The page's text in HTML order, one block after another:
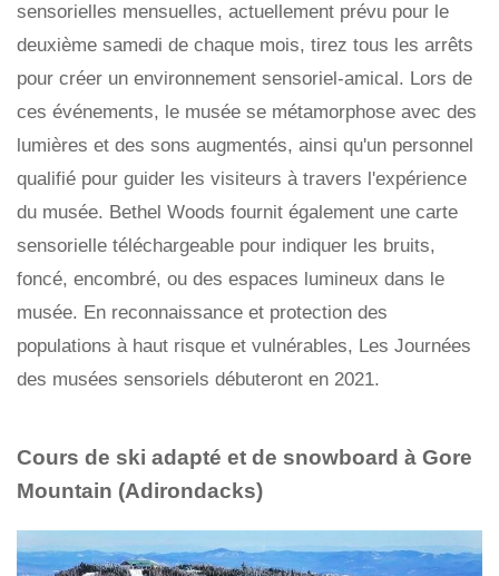
sensorielles mensuelles, actuellement prévu pour le
deuxième samedi de chaque mois, tirez tous les arrêts
pour créer un environnement sensoriel-amical. Lors de
ces événements, le musée se métamorphose avec des
lumières et des sons augmentés, ainsi qu'un personnel
qualifié pour guider les visiteurs à travers l'expérience
du musée. Bethel Woods fournit également une carte
sensorielle téléchargeable pour indiquer les bruits,
foncé, encombré, ou des espaces lumineux dans le
musée. En reconnaissance et protection des
populations à haut risque et vulnérables, Les Journées
des musées sensoriels débuteront en 2021.
Cours de ski adapté et de snowboard à Gore
Mountain (Adirondacks)